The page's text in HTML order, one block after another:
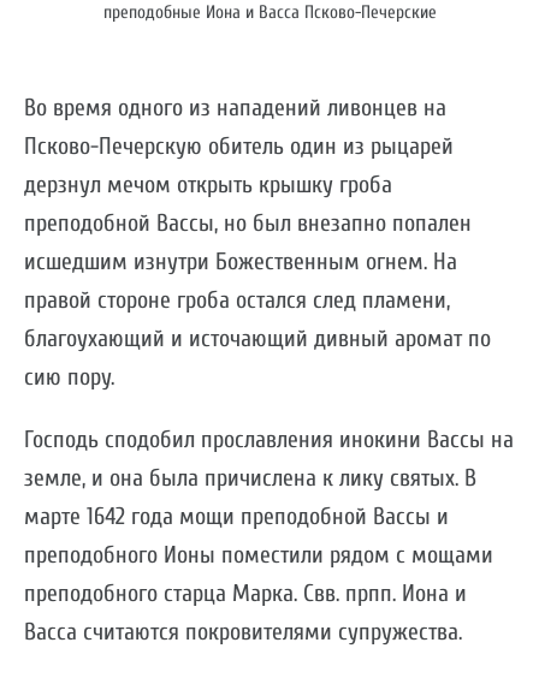
преподобные Иона и Васса Псково-Печерские
Во время одного из нападений ливонцев на
Псково-Печерскую обитель один из рыцарей
дерзнул мечом открыть крышку гроба
преподобной Вассы, но был внезапно попален
исшедшим изнутри Божественным огнем. На
правой стороне гроба остался след пламени,
благоухающий и источающий дивный аромат по
сию пору.
Господь сподобил прославления инокини Вассы на
земле, и она была причислена к лику святых. В
марте 1642 года мощи преподобной Вассы и
преподобного Ионы поместили рядом с мощами
преподобного старца Марка. Свв. прпп. Иона и
Васса считаются покровителями супружества.